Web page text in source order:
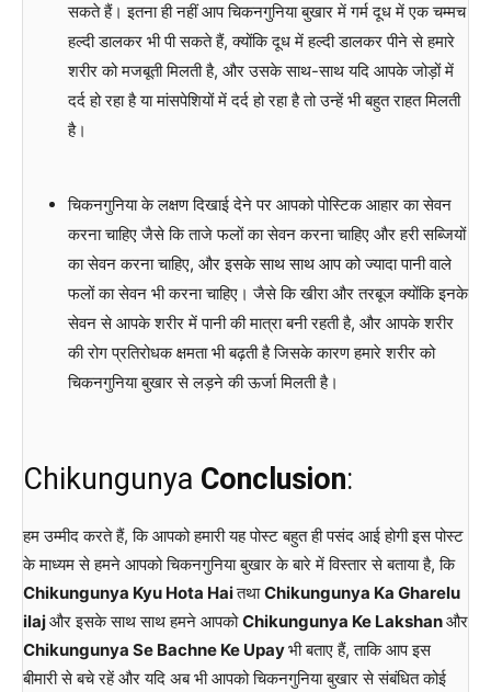
सकते हैं। इतना ही नहीं आप चिकनगुनिया बुखार में गर्म दूध में एक चम्मच
हल्दी डालकर भी पी सकते हैं, क्योंकि दूध में हल्दी डालकर पीने से हमारे
शरीर को मजबूती मिलती है, और उसके साथ-साथ यदि आपके जोड़ों में
दर्द हो रहा है या मांसपेशियों में दर्द हो रहा है तो उन्हें भी बहुत राहत मिलती
है।
चिकनगुनिया के लक्षण दिखाई देने पर आपको पोस्टिक आहार का सेवन
करना चाहिए जैसे कि ताजे फलों का सेवन करना चाहिए और हरी सब्जियों
का सेवन करना चाहिए, और इसके साथ साथ आप को ज्यादा पानी वाले
फलों का सेवन भी करना चाहिए। जैसे कि खीरा और तरबूज क्योंकि इनके
सेवन से आपके शरीर में पानी की मात्रा बनी रहती है, और आपके शरीर
की रोग प्रतिरोधक क्षमता भी बढ़ती है जिसके कारण हमारे शरीर को
चिकनगुनिया बुखार से लड़ने की ऊर्जा मिलती है।
Chikungunya Conclusion:
हम उम्मीद करते हैं, कि आपको हमारी यह पोस्ट बहुत ही पसंद आई होगी इस पोस्ट
के माध्यम से हमने आपको चिकनगुनिया बुखार के बारे में विस्तार से बताया है, कि
Chikungunya Kyu Hota HaiतथाChikungunya Ka Gharelu
ilajऔर इसके साथ साथ हमने आपकोChikungunya Ke Lakshanऔर
Chikungunya Se Bachne Ke Upayभी बताए हैं, ताकि आप इस
बीमारी से बचे रहें और यदि अब भी आपको चिकनगुनिया बुखार से संबंधित कोई